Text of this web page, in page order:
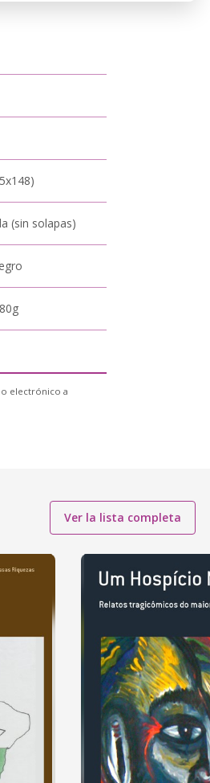
(sin solapas)
electrónico a
Ver la lista completa